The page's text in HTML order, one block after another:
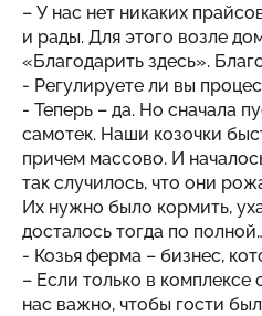
– У нас нет никаких
и рады. Для этого возле
«Благодарить здесь».
- Регулируете ли вы
- Теперь – да. Но сначала
самотек. Наши козочки
причем массово. И
так случилось, что они
Их нужно было кормить,
досталось тогда по
- Козья ферма – бизнес,
– Если только в
нас важно, чтобы гости